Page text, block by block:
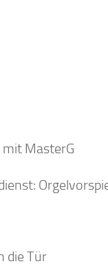
MasterG
die Tür